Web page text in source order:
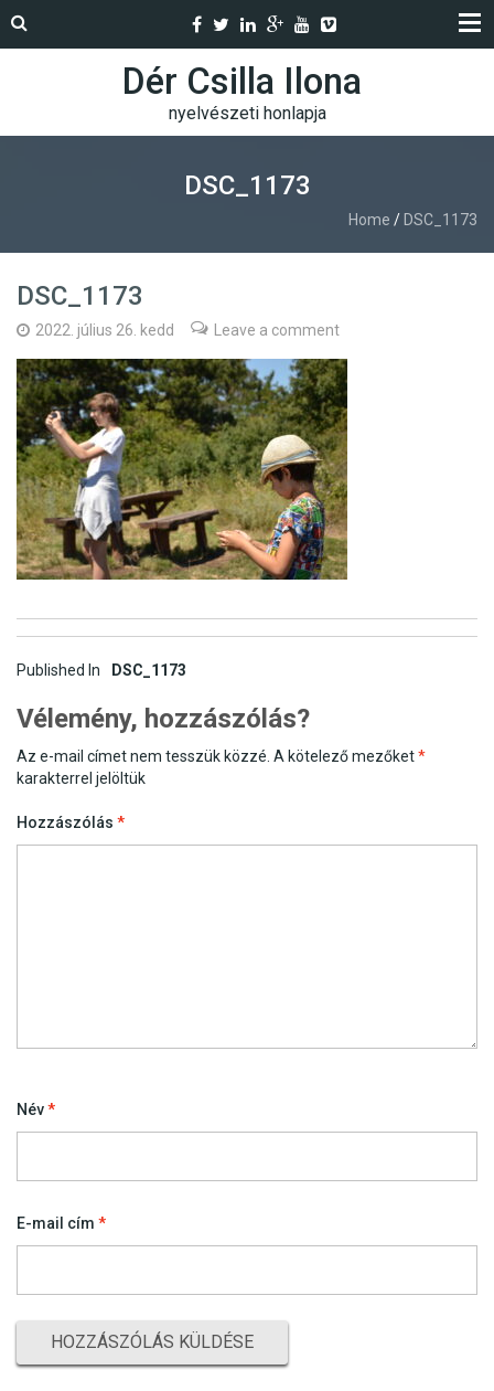
Dér Csilla Ilona
nyelvészeti honlapja
DSC_1173
Home / DSC_1173
DSC_1173
2022. július 26. kedd Leave a comment
Post
navigation
Published In DSC_1173
Vélemény, hozzászólás?
Az e-mail címet nem tesszük közzé. A kötelező mezőket*
karakterrel jelöltük
Hozzászólás *
Név*
E-mail cím *